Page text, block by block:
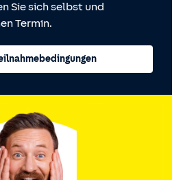
Sie sich selbst und
Termin.